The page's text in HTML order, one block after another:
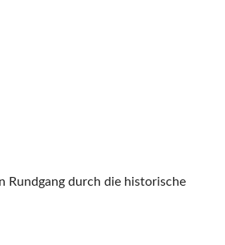
Rundgang durch die historische